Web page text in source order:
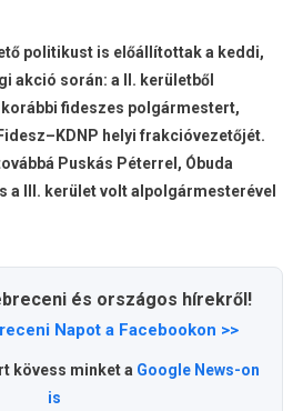
politikust is előállítottak a keddi,
akció során: a II. kerületből
fideszes polgármestert,
helyi frakcióvezetőjét.
Puskás Péterrel, Óbuda
a III. kerület volt alpolgármesterével
és országos hírekről!
Napot a Facebookon >>
kövess minket a Google News-on
is